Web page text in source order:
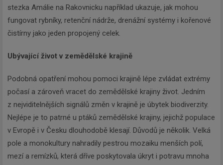
stezka Amálie na Rakovnicku například ukazuje, jak mohou
fungovat rybníky, retenční nádrže, drenážní systémy i kořenové
čistírny jako jeden propojený celek.
Ubývající život v zemědělské krajině
Podobná opatření mohou pomoci krajině lépe zvládat extrémy
počasí a zároveň vracet do zemědělské krajiny život. Jedním
z nejviditelnějších signálů změn v krajině je úbytek biodiverzity.
Nejlépe je to patrné u ptáků zemědělské krajiny, jejichž populace
v Evropě i v Česku dlouhodobě klesají. Důvodů je několik. Velká
pole a monokultury nahradily pestrou mozaiku menších polí,
mezí a remízků, která dříve poskytovala úkryt i potravu mnoha